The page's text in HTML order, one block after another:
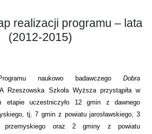
realizacji programu – lata
(2012-2015)
naukowo badawczego Dobra
Rzeszowska Szkoła Wyższa przystąpiła w
uczestniczyło 12 gmin z dawnego
tj. 7 gmin z powiatu jarosławskiego, 3
oraz 2 gminy z powiatu